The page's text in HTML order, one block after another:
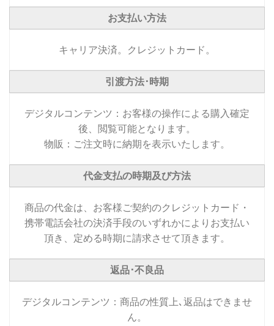
お支払い方法
キャリア決済。クレジットカード。
引渡方法･時期
デジタルコンテンツ：お客様の操作による購入確定
後、閲覧可能となります。
物販：ご注文時に納期を表示いたします。
代金支払の時期及び方法
商品の代金は、お客様ご契約のクレジットカード・
携帯電話会社の決済手段のいずれかによりお支払い
頂き、定める時期に請求させて頂きます。
返品･不良品
デジタルコンテンツ：商品の性質上､返品はできませ
ん。